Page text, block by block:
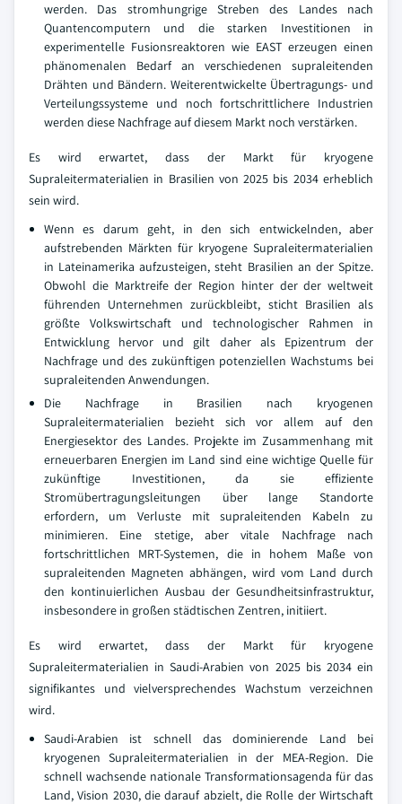
werden. Das stromhungrige Streben des Landes nach
Quantencomputern und die starken Investitionen in
experimentelle Fusionsreaktoren wie EAST erzeugen einen
phänomenalen Bedarf an verschiedenen supraleitenden
Drähten und Bändern. Weiterentwickelte Übertragungs- und
Verteilungssysteme und noch fortschrittlichere Industrien
werden diese Nachfrage auf diesem Markt noch verstärken.
Es wird erwartet, dass der Markt für kryogene
Supraleitermaterialien in Brasilien von 2025 bis 2034 erheblich
sein wird.
Wenn es darum geht, in den sich entwickelnden, aber
aufstrebenden Märkten für kryogene Supraleitermaterialien
in Lateinamerika aufzusteigen, steht Brasilien an der Spitze.
Obwohl die Marktreife der Region hinter der der weltweit
führenden Unternehmen zurückbleibt, sticht Brasilien als
größte Volkswirtschaft und technologischer Rahmen in
Entwicklung hervor und gilt daher als Epizentrum der
Nachfrage und des zukünftigen potenziellen Wachstums bei
supraleitenden Anwendungen.
Die Nachfrage in Brasilien nach kryogenen
Supraleitermaterialien bezieht sich vor allem auf den
Energiesektor des Landes. Projekte im Zusammenhang mit
erneuerbaren Energien im Land sind eine wichtige Quelle für
zukünftige Investitionen, da sie effiziente
Stromübertragungsleitungen über lange Standorte
erfordern, um Verluste mit supraleitenden Kabeln zu
minimieren. Eine stetige, aber vitale Nachfrage nach
fortschrittlichen MRT-Systemen, die in hohem Maße von
supraleitenden Magneten abhängen, wird vom Land durch
den kontinuierlichen Ausbau der Gesundheitsinfrastruktur,
insbesondere in großen städtischen Zentren, initiiert.
Es wird erwartet, dass der Markt für kryogene
Supraleitermaterialien in Saudi-Arabien von 2025 bis 2034 ein
signifikantes und vielversprechendes Wachstum verzeichnen
wird.
Saudi-Arabien ist schnell das dominierende Land bei
kryogenen Supraleitermaterialien in der MEA-Region. Die
schnell wachsende nationale Transformationsagenda für das
Land, Vision 2030, die darauf abzielt, die Rolle der Wirtschaft